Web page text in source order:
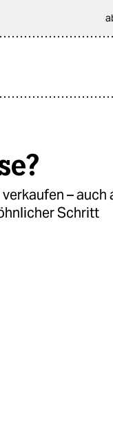
– auch
Schritt